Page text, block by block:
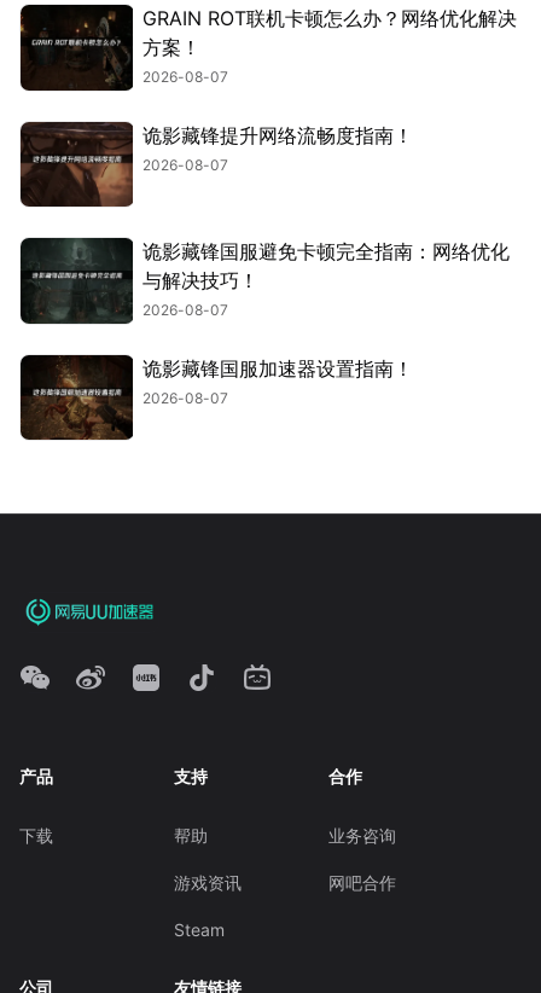
GRAIN ROT联机卡顿怎么办？网络优化解决
方案！
2026-08-07
诡影藏锋提升网络流畅度指南！
2026-08-07
诡影藏锋国服避免卡顿完全指南：网络优化
与解决技巧！
2026-08-07
诡影藏锋国服加速器设置指南！
2026-08-07
产品
下载
支持
帮助
游戏资讯
Steam
合作
业务咨询
网吧合作
公司 友情链接